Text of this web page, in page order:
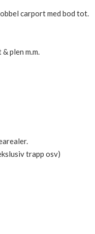
carport med bod tot.
plen m.m.
trapp osv)